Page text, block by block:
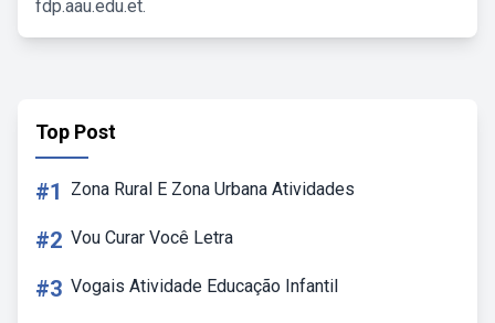
fdp.aau.edu.et.
Top Post
#1 Zona Rural E Zona Urbana Atividades
#2 Vou Curar Você Letra
#3 Vogais Atividade Educação Infantil